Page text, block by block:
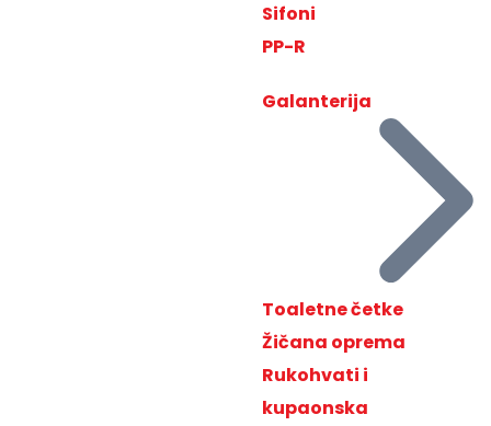
Sifoni
PP-R
Galanterija
Toaletne četke
Žičana oprema
Rukohvati i
kupaonska